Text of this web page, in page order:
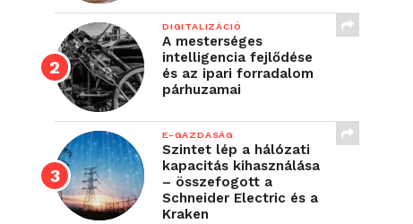
DIGITALIZÁCIÓ
A mesterséges
intelligencia fejlődése
és az ipari forradalom
párhuzamai
E-GAZDASÁG
Szintet lép a hálózati
kapacitás kihasználása
– összefogott a
Schneider Electric és a
Kraken